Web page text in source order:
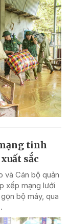
tinh
sắc
và Cán bộ quản
xếp mạng lưới
bộ máy, qua